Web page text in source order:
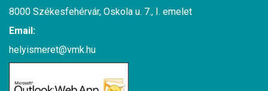
8000 Székesfehérvár, Oskola u. 7., I. emelet
Email:
helyismeret@vmk.hu